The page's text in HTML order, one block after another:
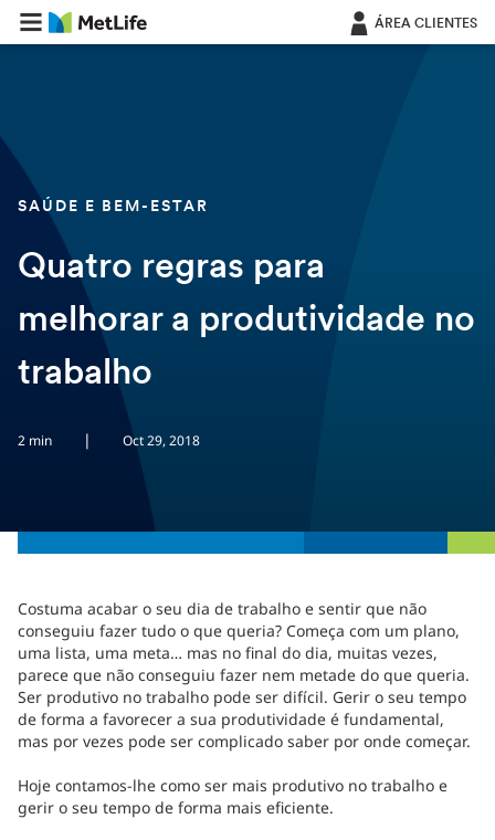
Saltar navegação ÁREA CLIENTES
SAÚDE E BEM-ESTAR
Quatro regras para
melhorar a produtividade no
trabalho
2 min | Oct 29, 2018
Costuma acabar o seu dia de trabalho e sentir que não
conseguiu fazer tudo o que queria? Começa com um plano,
uma lista, uma meta… mas no final do dia, muitas vezes,
parece que não conseguiu fazer nem metade do que queria.
Ser produtivo no trabalho pode ser difícil. Gerir o seu tempo
de forma a favorecer a sua produtividade é fundamental,
mas por vezes pode ser complicado saber por onde começar.
Hoje contamos-lhe como ser mais produtivo no trabalho e
gerir o seu tempo de forma mais eficiente.